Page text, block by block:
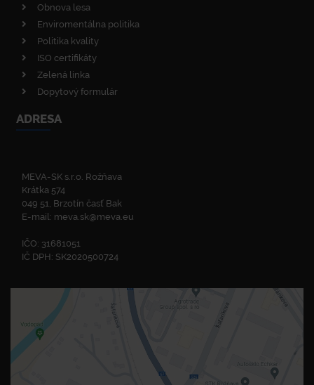
Obnova lesa
Enviromentálna politika
Politika kvality
ISO certifikáty
Zelená linka
Dopytový formulár
ADRESA
MEVA-SK s.r.o. Rožňava
Krátka 574
049 51, Brzotín časť Bak
E-mail: meva.sk@meva.eu
IČO: 31681051
IČ DPH: SK2020500724